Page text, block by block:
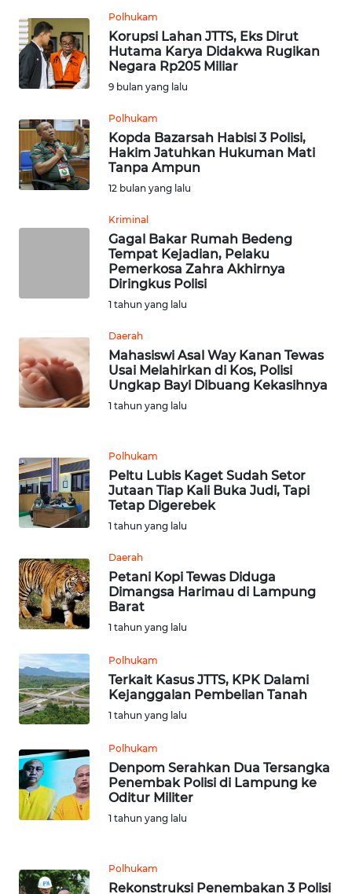
Polhukam
Korupsi Lahan JTTS, Eks Dirut
Hutama Karya Didakwa Rugikan
Negara Rp205 Miliar
9 bulan yang lalu
Polhukam
Kopda Bazarsah Habisi 3 Polisi,
Hakim Jatuhkan Hukuman Mati
Tanpa Ampun
12 bulan yang lalu
Kriminal
Gagal Bakar Rumah Bedeng
Tempat Kejadian, Pelaku
Pemerkosa Zahra Akhirnya
Diringkus Polisi
1 tahun yang lalu
Daerah
Mahasiswi Asal Way Kanan Tewas
Usai Melahirkan di Kos, Polisi
Ungkap Bayi Dibuang Kekasihnya
1 tahun yang lalu
Polhukam
Peltu Lubis Kaget Sudah Setor
Jutaan Tiap Kali Buka Judi, Tapi
Tetap Digerebek
1 tahun yang lalu
Daerah
Petani Kopi Tewas Diduga
Dimangsa Harimau di Lampung
Barat
1 tahun yang lalu
Polhukam
Terkait Kasus JTTS, KPK Dalami
Kejanggalan Pembelian Tanah
1 tahun yang lalu
Polhukam
Denpom Serahkan Dua Tersangka
Penembak Polisi di Lampung ke
Oditur Militer
1 tahun yang lalu
Polhukam
Rekonstruksi Penembakan 3 Polisi
SULTRA
WN
NTB
WN
SULTENG
WN
WN
SUMSEL
WN
LAMPUNG
WN
NUSANTARA
WN
JOGJA
WN
JATIM
WN
BALI
WN